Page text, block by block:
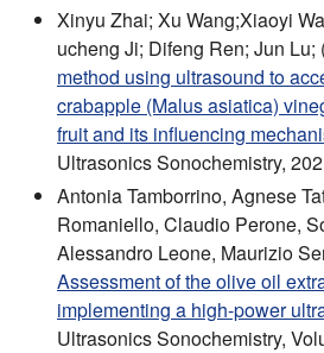
Xinyu Zhai; Xu Wang;Xiaoyi
ucheng Ji; Difeng Ren; Jun Lu;
method using ultrasound to
crabapple (Malus asiatica)
fruit and its influencing
Ultrasonics Sonochemistry,
Antonia Tamborrino, Agnese
Romaniello, Claudio Perone,
Alessandro Leone, Maurizio
Assessment of the olive oil
implementing a high-power
Ultrasonics Sonochemistry,